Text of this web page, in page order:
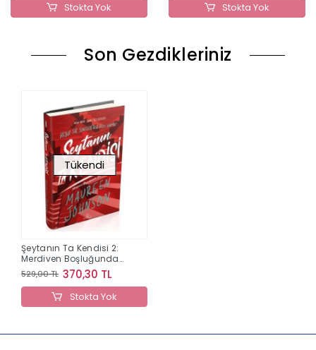
Stokta Yok Stokta Yok
Son Gezdikleriniz
Tükendi
Şeytanın Ta Kendisi 2:
Merdiven Boşluğundaki
Sır - Ciltli
529,00 TL 370,30 TL
Stokta Yok